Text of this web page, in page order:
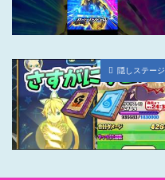
隠しステージ